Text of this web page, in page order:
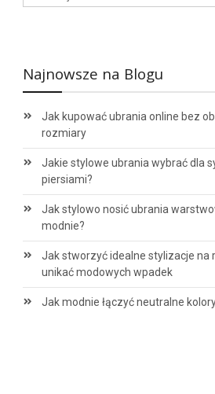
Najnowsze na Blogu
Jak kupować ubrania online bez
rozmiary
Jakie stylowe ubrania wybrać dla
piersiami?
Jak stylowo nosić ubrania
modnie?
Jak stworzyć idealne stylizacje na
unikać modowych wpadek
Jak modnie łączyć neutralne